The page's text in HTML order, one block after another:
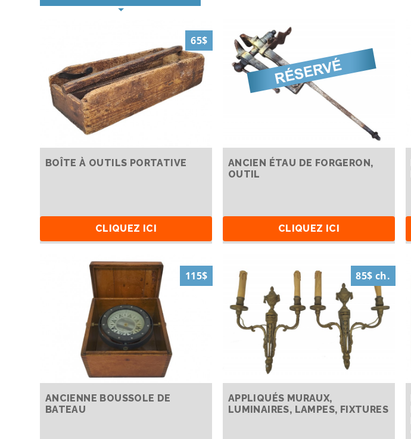
65$
BOÎTE À OUTILS PORTATIVE
CLIQUEZ ICI
ANCIEN ÉTAU DE FORGERON,
OUTIL
CLIQUEZ ICI
115$
ANCIENNE BOUSSOLE DE
BATEAU
85$ ch.
APPLIQUÉS MURAUX,
LUMINAIRES, LAMPES, FIXTURES